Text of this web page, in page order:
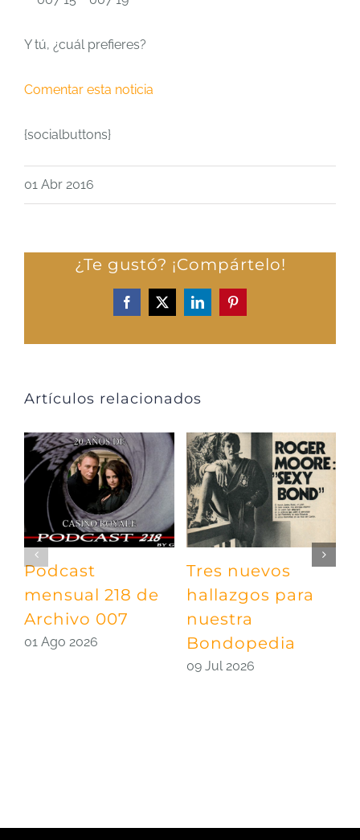
Y tú, ¿cuál prefieres?
Comentar esta noticia
{socialbuttons}
01 Abr 2016
¿Te gustó? ¡Compártelo!
Facebook
X LinkedInPinterest
Artículos relacionados
Podcast
mensual 218 de
Archivo 007
01 Ago 2026
Tres nuevos
hallazgos para
nuestra
Bondopedia
09 Jul 2026